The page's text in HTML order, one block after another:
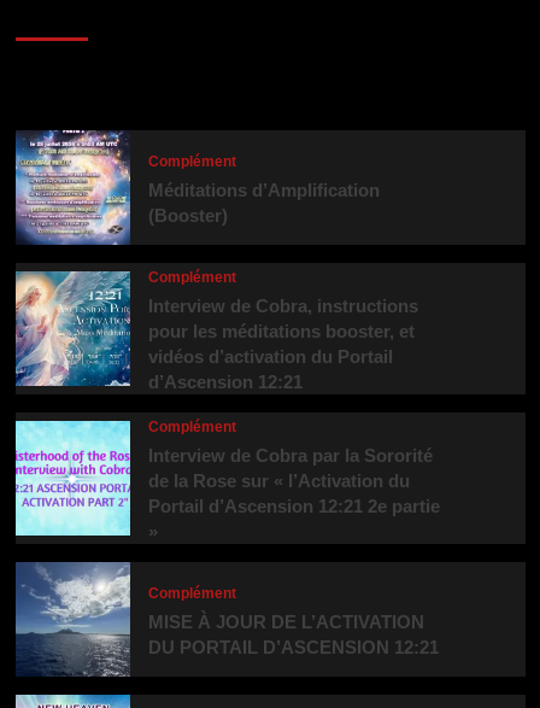
Complément
Méditations d’Amplification
(Booster)
Complément
Interview de Cobra, instructions
pour les méditations booster, et
vidéos d’activation du Portail
d’Ascension 12:21
Complément
Interview de Cobra par la Sororité
de la Rose sur « l’Activation du
Portail d’Ascension 12:21 2e partie
»
Complément
MISE À JOUR DE L’ACTIVATION
DU PORTAIL D’ASCENSION 12:21